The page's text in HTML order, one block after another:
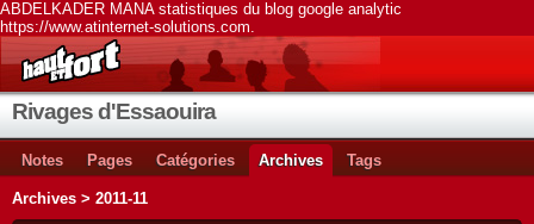
ABDELKADER MANA statistiques du blog google analytic
https://www.atinternet-solutions.com.
Rivages d'Essaouira
Notes Pages Catégories Archives Tags
Archives > 2011-11